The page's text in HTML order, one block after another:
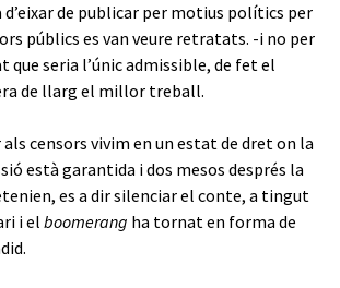
d’eixar de publicar per motius polítics per
públics es van veure retratats. -i no per
que seria l’únic admissible, de fet el
de llarg el millor treball.
als censors vivim en un estat de dret on la
està garantida i dos mesos després la
es a dir silenciar el conte, a tingut
i el boomerang ha tornat en forma de